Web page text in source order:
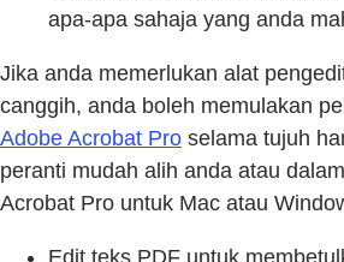
apa-apa sahaja yang anda
Jika anda memerlukan alat
canggih, anda boleh memulakan
Adobe Acrobat Pro selama tujuh
peranti mudah alih anda atau
Acrobat Pro untuk Mac atau
Edit teks PDF untuk